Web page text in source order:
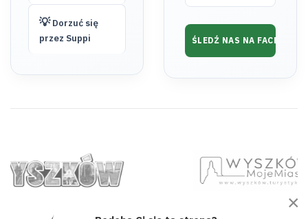
💡Dorzuć się
przez Suppi
ŚLEDŹ NAS NA
×